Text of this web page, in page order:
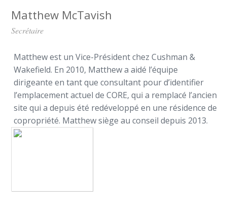
Matthew McTavish
Secrétaire
Matthew est un Vice-Président chez Cushman &
Wakefield. En 2010, Matthew a aidé l’équipe
dirigeante en tant que consultant pour d’identifier
l’emplacement actuel de CORE, qui a remplacé l’ancien
site qui a depuis été redéveloppé en une résidence de
copropriété. Matthew siège au conseil depuis 2013.